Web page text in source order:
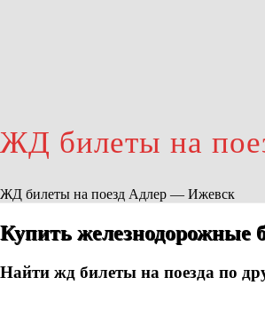
ЖД билеты на
ЖД билеты на поезд Адлер — Ижевск
Купить железнодорожные
Найти жд билеты на поезда по